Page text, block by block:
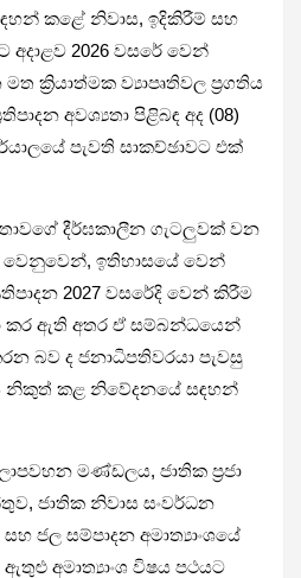
කළේ නිවාස, ඉදිකිරීම් සහ
අදාළව 2026 වසරේ වෙන්
ක්‍රියාත්මක ව්‍යාපෘතිවල ප්‍රගතිය
අවශ්‍යතා පිළිබඳ අද (08)
පැවති සාකච්ඡාවට එක්
දීර්ඝකාලීන ගැටලුවක් වන
වෙනුවෙන්, ඉතිහාසයේ වෙන්
2027 වසරේදි වෙන් කිරීම
කර ඇති අතර ඒ සම්බන්ධයෙන්
බව ද ජනාධිපතිවරයා පැවසු
නිකුත් කළ නිවේදනයේ සඳහන්
මණ්ඩලය, ජාතික ප්‍රජා
ජාතික නිවාස සංවර්ධන
ජල සම්පාදන අමාත්‍යාංශයේ
අමාත්‍යාංශ විෂය පථයට